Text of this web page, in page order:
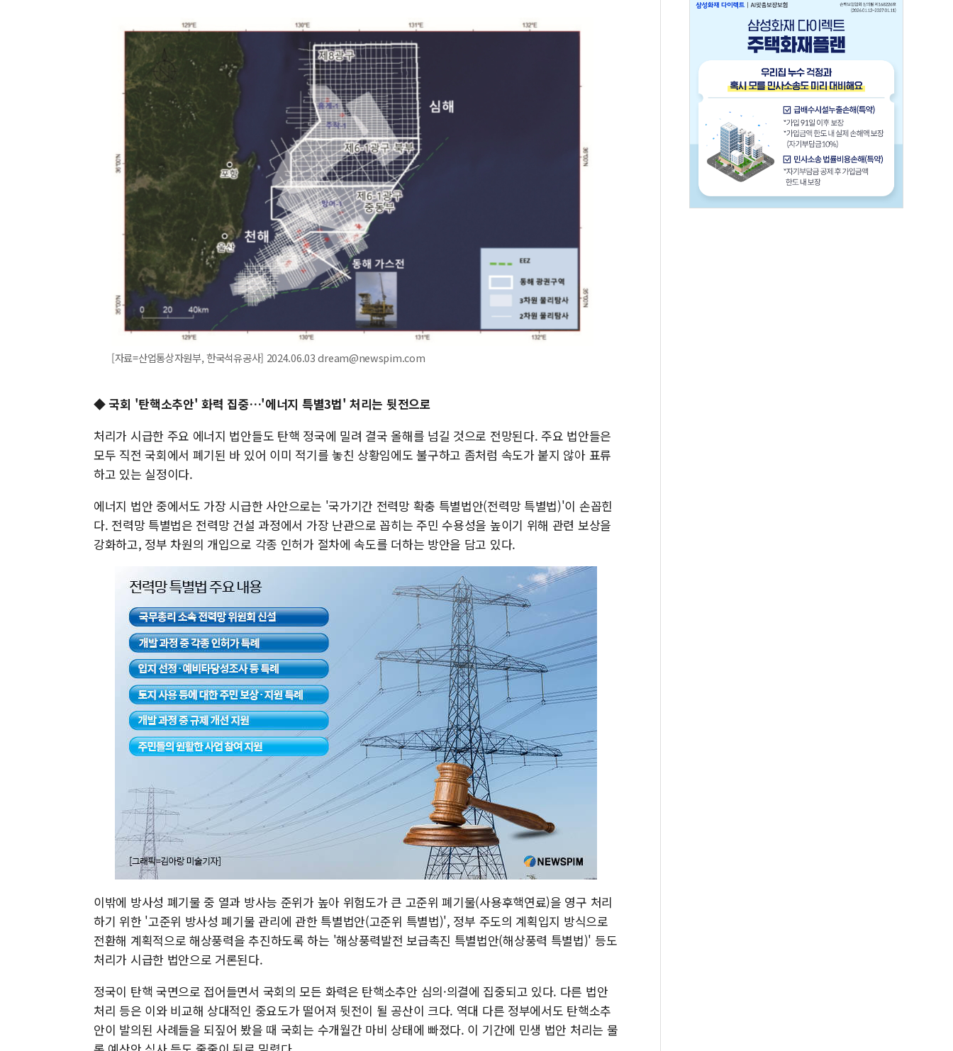
[자료=산업통상자원부, 한국석유공사] 2024.06.03 dream@newspim.com
◆ 국회 '탄핵소추안' 화력 집중…'에너지 특별3법' 처리는 뒷전으로
처리가 시급한 주요 에너지 법안들도 탄핵 정국에 밀려 결국 올해를 넘길 것으로 전망된다. 주요 법안들은
모두 직전 국회에서 폐기된 바 있어 이미 적기를 놓친 상황임에도 불구하고 좀처럼 속도가 붙지 않아 표류
하고 있는 실정이다.
에너지 법안 중에서도 가장 시급한 사안으로는 '국가기간 전력망 확충 특별법안(전력망 특별법)'이 손꼽힌
다. 전력망 특별법은 전력망 건설 과정에서 가장 난관으로 꼽히는 주민 수용성을 높이기 위해 관련 보상을
강화하고, 정부 차원의 개입으로 각종 인허가 절차에 속도를 더하는 방안을 담고 있다.
이밖에 방사성 폐기물 중 열과 방사능 준위가 높아 위험도가 큰 고준위 폐기물(사용후핵연료)을 영구 처리
하기 위한 '고준위 방사성 폐기물 관리에 관한 특별법안(고준위 특별법)', 정부 주도의 계획입지 방식으로
전환해 계획적으로 해상풍력을 추진하도록 하는 '해상풍력발전 보급촉진 특별법안(해상풍력 특별법)' 등도
처리가 시급한 법안으로 거론된다.
정국이 탄핵 국면으로 접어들면서 국회의 모든 화력은 탄핵소추안 심의·의결에 집중되고 있다. 다른 법안
처리 등은 이와 비교해 상대적인 중요도가 떨어져 뒷전이 될 공산이 크다. 역대 다른 정부에서도 탄핵소추
안이 발의된 사례들을 되짚어 봤을 때 국회는 수개월간 마비 상태에 빠졌다. 이 기간에 민생 법안 처리는 물